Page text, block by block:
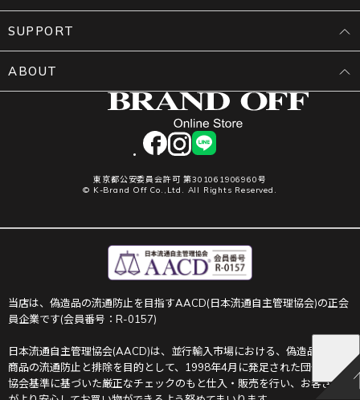
facebookinstagram
LINE
東京都公安委員会許可 第301061906960号
© K-Brand Off Co.,Ltd. All Rights Reserved.
SUPPORT
ABOUT
当店は、偽造品の流通防止を目指すAACD(日本流通自主管理協会)の正会
員企業です(会員番号：R-0157)
日本流通自主管理協会(AACD)は、並行輸入市場における、偽造品や不正
商品の流通防止と排除を目的として、1998年4月に発足された団体です。
協会基準に基づいた厳正なチェックのもと仕入・販売を行い、お客さま